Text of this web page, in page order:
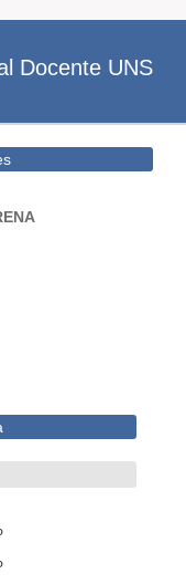
Docente UNS